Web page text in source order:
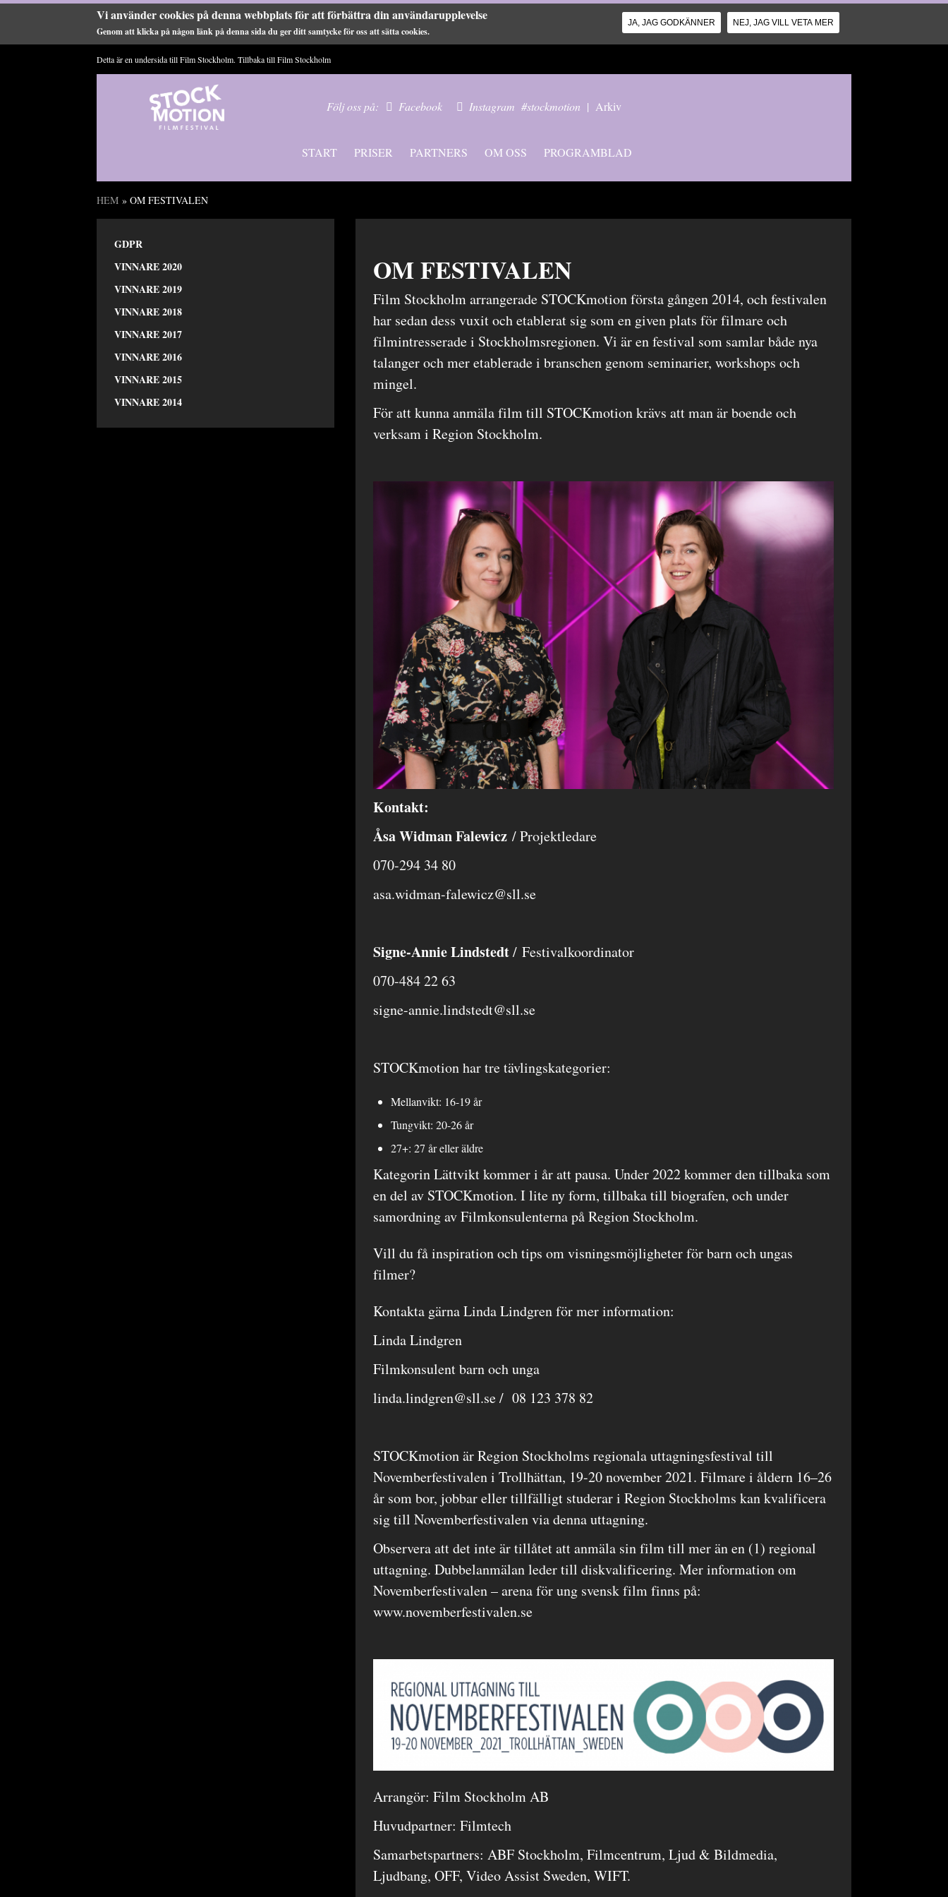
Vi använder cookies på denna webbplats för att förbättra din användarupplevelse
Genom att klicka på någon länk på denna sida du ger ditt samtycke för oss att sätta cookies.
JA, JAG GODKÄNNER NEJ, JAG VILL VETA MER
Detta är en undersida till Film Stockholm. Tillbaka tillFilm Stockholm
Följ oss på: Facebook Instagram #stockmotion | Arkiv
START PRISER PARTNERS OM OSS PROGRAMBLAD
Du är här
HEM » OM FESTIVALEN
OM FESTIVALEN
Film Stockholm arrangerade STOCKmotion första gången 2014, och festivalen
har sedan dess vuxit och etablerat sig som en given plats för filmare och
filmintresserade i Stockholmsregionen. Vi är en festival som samlar både nya
talanger och mer etablerade i branschen genom seminarier, workshops och
mingel.
För att kunna anmäla film till STOCKmotion krävs att man är boende och
verksam i Region Stockholm.
Kontakt:
Åsa Widman Falewicz / Projektledare
070-294 34 80
asa.widman-falewicz@sll.se
Signe-Annie Lindstedt/ Festivalkoordinator
070-484 22 63
signe-annie.lindstedt@sll.se
STOCKmotion har tre tävlingskategorier:
Mellanvikt: 16-19 år
Tungvikt: 20-26 år
27+: 27 år eller äldre
Kategorin Lättvikt kommer i år att pausa. Under 2022 kommer den tillbaka som
en del av STOCKmotion. I lite ny form, tillbaka till biografen, och under
samordning av Filmkonsulenterna på Region Stockholm.
Vill du få inspiration och tips om visningsmöjligheter för barn och ungas
filmer?
Kontakta gärna Linda Lindgren för mer information:
Linda Lindgren
Filmkonsulent barn och unga
linda.lindgren@sll.se/ 08 123 378 82
STOCKmotion är Region Stockholms regionala uttagningsfestival till
Novemberfestivalen i Trollhättan, 19-20 november 2021. Filmare i åldern 16–26
år som bor, jobbar eller tillfälligt studerar i Region Stockholms kan kvalificera
sig till Novemberfestivalen via denna uttagning.
Observera att det inte är tillåtet att anmäla sin film till mer än en (1) regional
uttagning. Dubbelanmälan leder till diskvalificering. Mer information om
Novemberfestivalen – arena för ung svensk film finns på:
www.novemberfestivalen.se
Arrangör: Film Stockholm AB
Huvudpartner: Filmtech
Samarbetspartners: ABF Stockholm, Filmcentrum, Ljud & Bildmedia,
Ljudbang, OFF, Video Assist Sweden, WIFT.
GDPR
VINNARE 2020
VINNARE 2019
VINNARE 2018
VINNARE 2017
VINNARE 2016
VINNARE 2015
VINNARE 2014